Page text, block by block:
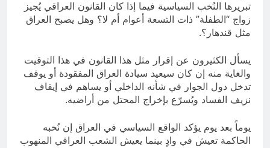
تبريرها النُخب السياسية فيما إذا كان القانون العراقي يُجيز
زواج “الطفلة” ذات التسعة أعوام أم لا؟ وهل يصبح العراق
مثل قندهار؟.
يسأل الكثيرون عن إقرار مثل هذا القانون في هذا التوقيت
والغاية منه إن كان سيعيد سيادة العراق المفقودة أو يوقف
تدخل دول الجوار في شأنه الداخلي أو يساهم في إيقاف
نزيف الفساد ويُسرّع بإخراج المحتل من أراضيه.
يوماً بعد يوم يؤكد الواقع السياسي في العراق إن نُخبه
الحاكمة تعيش في وادٍ بينما يعيش الشعب العراقي المنهوب